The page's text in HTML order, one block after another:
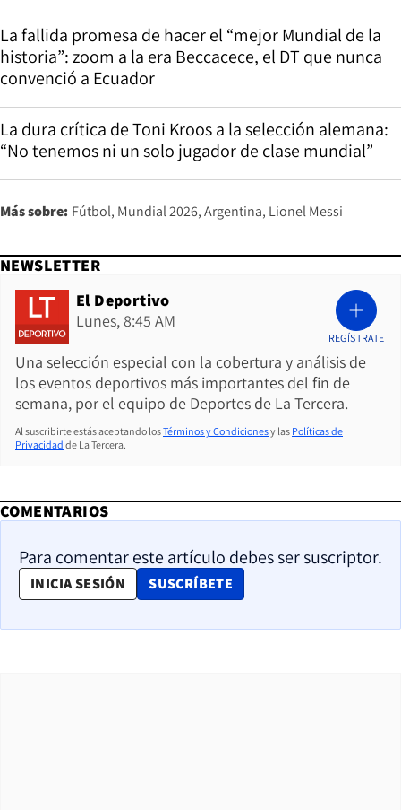
La fallida promesa de hacer el “mejor Mundial de la
historia”: zoom a la era Beccacece, el DT que nunca
convenció a Ecuador
La dura crítica de Toni Kroos a la selección alemana:
“No tenemos ni un solo jugador de clase mundial”
Más sobre: Fútbol Mundial 2026 Argentina Lionel Messi
NEWSLETTER
El Deportivo
Lunes, 8:45 AM
Una selección especial con la cobertura y análisis de
los eventos deportivos más importantes del fin de
semana, por el equipo de Deportes de La Tercera.
REGÍSTRATE
Al suscribirte estás aceptando losTérminos y Condicionesy las Políticas de
Privacidad de La Tercera.
COMENTARIOS
Para comentar este artículo debes ser suscriptor.
INICIA SESIÓN SUSCRÍBETE
OPENS IN NEW WINDOW